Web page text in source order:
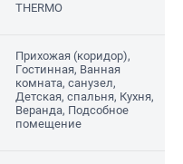
THERMO
Прихожая (коридор),
Гостинная, Ванная
комната, санузел,
Детская, спальня, Кухня,
Веранда, Подсобное
помещение